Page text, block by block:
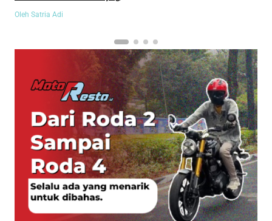
Oleh Satria Adi